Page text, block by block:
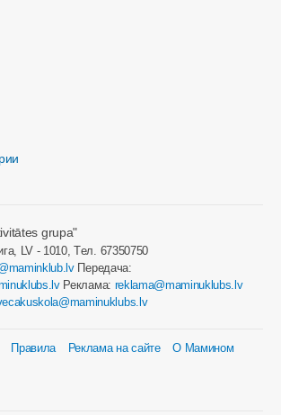
grupa"
LV - 1010, Tел. 67350750
Передача:
Реклама: reklama@maminuklubs.lv
Правила Реклама на сайте
О Мамином